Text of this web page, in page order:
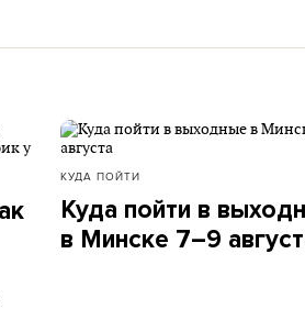
КУДА ПОЙТИ
Куда пойти в
в Минске 7–9